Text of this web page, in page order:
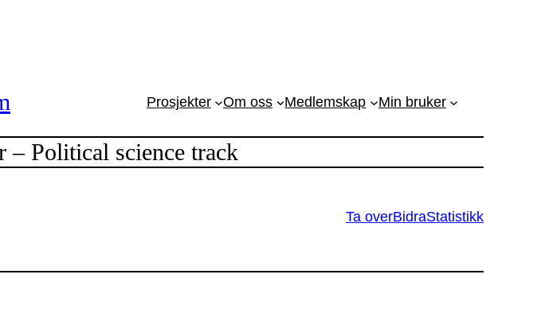
Prosjekter Om oss Medlemskap Min bruker
– Political science track
Ta overBidraStatistikk